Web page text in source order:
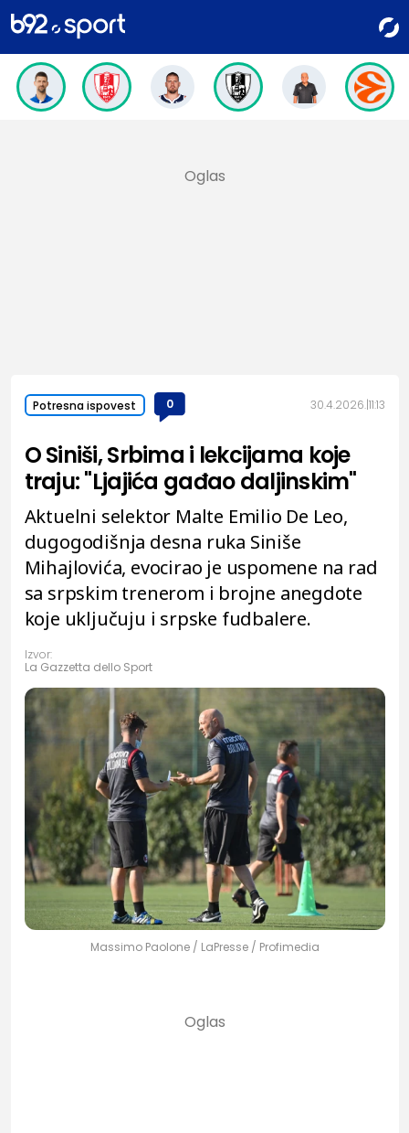
Potresna ispovest 0 30.4.2026. 11:13
O Siniši, Srbima i lekcijama koje
traju: "Ljajića gađao daljinskim"
Aktuelni selektor Malte Emilio De Leo,
dugogodišnja desna ruka Siniše
Mihajlovića, evocirao je uspomene na rad
sa srpskim trenerom i brojne anegdote
koje uključuju i srpske fudbalere.
Izvor:
La Gazzetta dello Sport
Massimo Paolone / LaPresse / Profimedia